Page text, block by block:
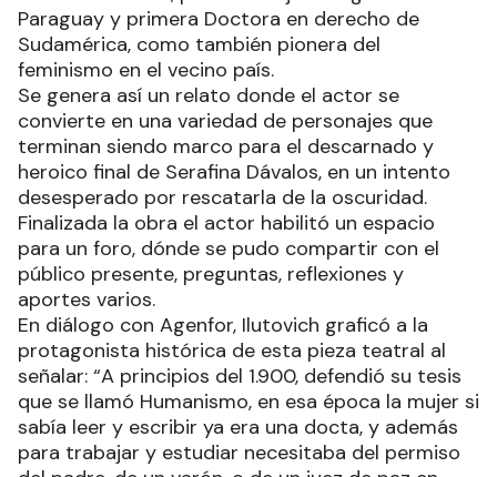
Paraguay y primera Doctora en derecho de
Sudamérica, como también pionera del
feminismo en el vecino país.
Se genera así un relato donde el actor se
convierte en una variedad de personajes que
terminan siendo marco para el descarnado y
heroico final de Serafina Dávalos, en un intento
desesperado por rescatarla de la oscuridad.
Finalizada la obra el actor habilitó un espacio
para un foro, dónde se pudo compartir con el
público presente, preguntas, reflexiones y
aportes varios.
En diálogo con Agenfor, Ilutovich graficó a la
protagonista histórica de esta pieza teatral al
señalar: “A principios del 1.900, defendió su tesis
que se llamó Humanismo, en esa época la mujer si
sabía leer y escribir ya era una docta, y además
para trabajar y estudiar necesitaba del permiso